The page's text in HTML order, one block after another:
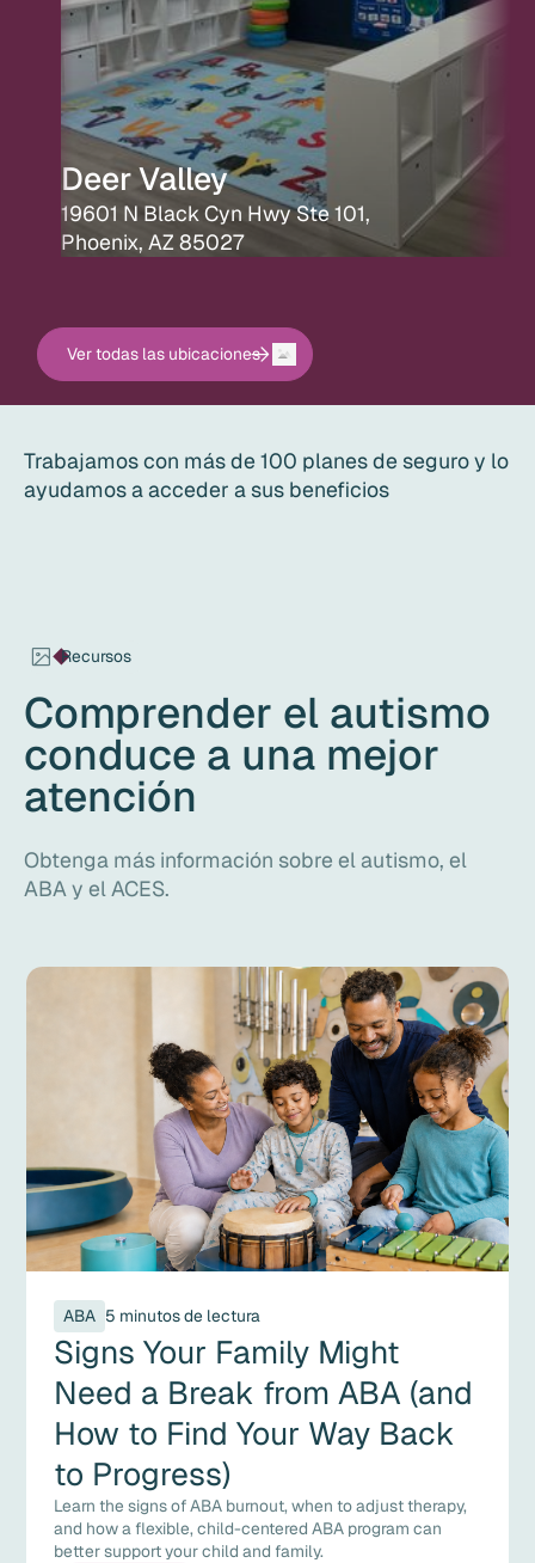
Deer Valley
19601 N Black Cyn Hwy Ste 101,
Phoenix, AZ 85027
Ver todas las ubicaciones
Trabajamos con más de 100 planes de seguro y lo
ayudamos a acceder a sus beneficios
Recursos
Comprender el autismo
conduce a una mejor
atención
Obtenga más información sobre el autismo, el
ABA y el ACES.
ABA 5 minutos de lectura
Signs Your Family Might
Need a Break from ABA (and
How to Find Your Way Back
to Progress)
Learn the signs of ABA burnout, when to adjust therapy,
and how a flexible, child-centered ABA program can
better support your child and family.